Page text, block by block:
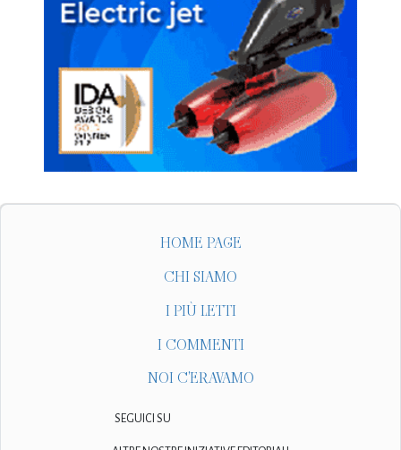
HOME PAGE
CHI SIAMO
I PIÙ LETTI
I COMMENTI
NOI C'ERAVAMO
SEGUICI SU